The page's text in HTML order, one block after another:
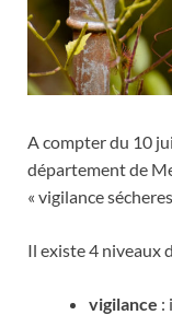
A compter du 10
département de
« vigilance
Il existe 4 niveaux
vigilance :